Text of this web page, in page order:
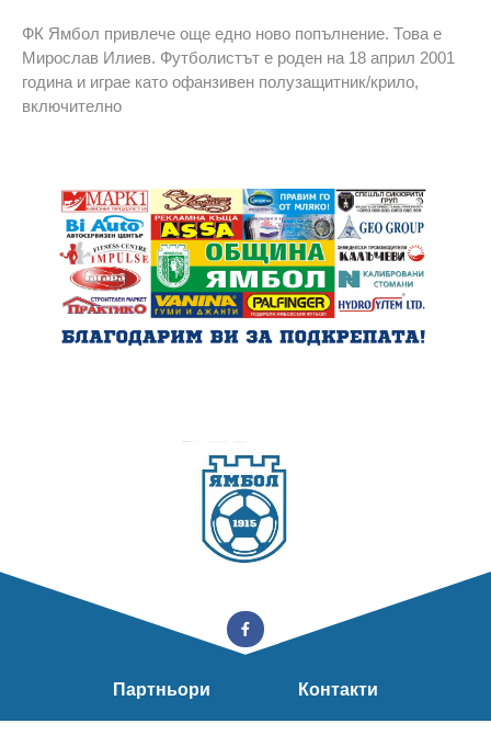
ФК Ямбол привлече още едно ново попълнение. Това е
Мирослав Илиев. Футболистът е роден на 18 април 2001
година и играе като офанзивен полузащитник/крило,
включително
Партньори Контакти